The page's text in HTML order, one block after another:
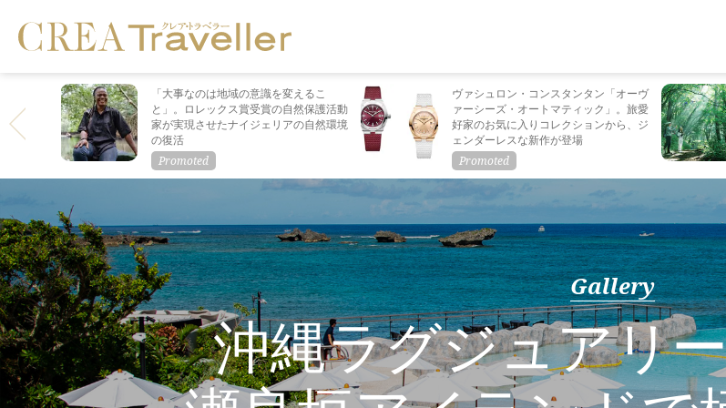
「大事なのは地域の意識を変えるこ
と」。ロレックス賞受賞の自然保護活動
家が実現させたナイジェリアの自然環境
の復活
ヴァシュロン・コンスタンタン「オーヴ
ァーシーズ・オートマティック」。旅愛
好家のお気に入りコレクションから、ジ
ェンダーレスな新作が登場
Gallery
沖縄ラグジュアリ